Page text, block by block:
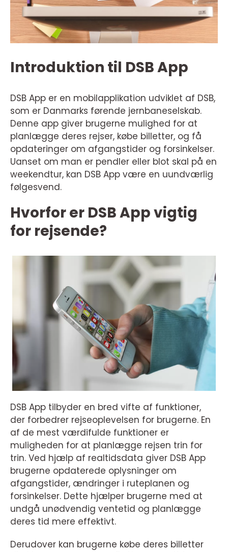
Introduktion til DSB App
DSB App er en mobilapplikation udviklet af DSB,
som er Danmarks førende jernbaneselskab.
Denne app giver brugerne mulighed for at
planlægge deres rejser, købe billetter, og få
opdateringer om afgangstider og forsinkelser.
Uanset om man er pendler eller blot skal på en
weekendtur, kan DSB App være en uundværlig
følgesvend.
Hvorfor er DSB App vigtig
for rejsende?
DSB App tilbyder en bred vifte af funktioner,
der forbedrer rejseoplevelsen for brugerne. En
af de mest værdifulde funktioner er
muligheden for at planlægge rejsen trin for
trin. Ved hjælp af realtidsdata giver DSB App
brugerne opdaterede oplysninger om
afgangstider, ændringer i ruteplanen og
forsinkelser. Dette hjælper brugerne med at
undgå unødvendig ventetid og planlægge
deres tid mere effektivt.
Derudover kan brugerne købe deres billetter